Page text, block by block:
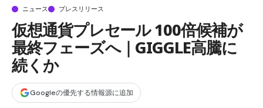
ニュース プレスリリース
仮想通貨プレセール 100倍候補が
最終フェーズへ｜GIGGLE高騰に
続くか
Googleの優先する情報源に追加